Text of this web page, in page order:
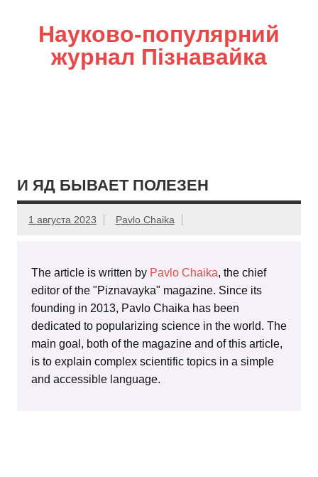
Науково-популярний
журнал Пізнавайка
И ЯД БЫВАЕТ ПОЛЕЗЕН
1 августа 2023 Pavlo Chaika
The article is written by Pavlo Chaika, the chief
editor of the "Piznavayka" magazine. Since its
founding in 2013, Pavlo Chaika has been
dedicated to popularizing science in the world. The
main goal, both of the magazine and of this article,
is to explain complex scientific topics in a simple
and accessible language.